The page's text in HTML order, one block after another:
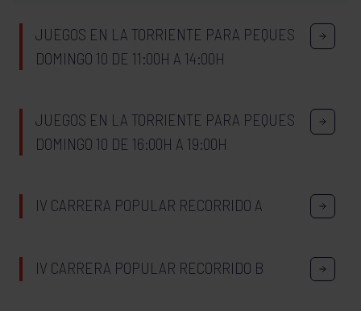
JUEGOS EN LA TORRIENTE PARA PEQUES
DOMINGO 10 DE 11:00H A 14:00H
JUEGOS EN LA TORRIENTE PARA PEQUES
DOMINGO 10 DE 16:00H A 19:00H
IV CARRERA POPULAR RECORRIDO A
IV CARRERA POPULAR RECORRIDO B